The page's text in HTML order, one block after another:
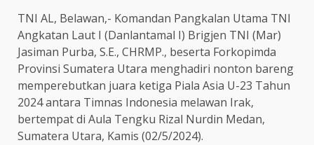
TNI AL, Belawan,- Komandan Pangkalan Utama TNI
Angkatan Laut I (Danlantamal I) Brigjen TNI (Mar)
Jasiman Purba, S.E., CHRMP., beserta Forkopimda
Provinsi Sumatera Utara menghadiri nonton bareng
memperebutkan juara ketiga Piala Asia U-23 Tahun
2024 antara Timnas Indonesia melawan Irak,
bertempat di Aula Tengku Rizal Nurdin Medan,
Sumatera Utara, Kamis (02/5/2024).